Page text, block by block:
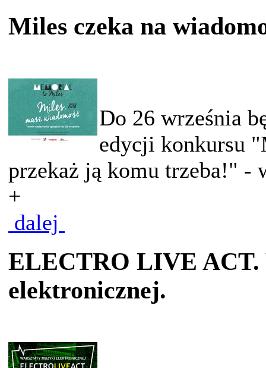
Miles czeka na
Do 26 września
edycji konkursu
przekaż ją komu trzeba!" -
+
dalej
ELECTRO LIVE ACT.
elektronicznej.